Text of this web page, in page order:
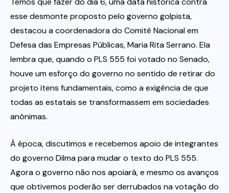
esse desmonte proposto pelo governo golpista,
destacou a coordenadora do Comitê Nacional em
Defesa das Empresas Públicas, Maria Rita Serrano. Ela
lembra que, quando o PLS 555 foi votado no Senado,
houve um esforço do governo no sentido de retirar do
projeto itens fundamentais, como a exigência de que
todas as estatais se transformassem em sociedades
anônimas.
À época, discutimos e recebemos apoio de integrantes
do governo Dilma para mudar o texto do PLS 555.
Agora o governo não nos apoiará, e mesmo os avanços
que obtivemos poderão ser derrubados na votação do